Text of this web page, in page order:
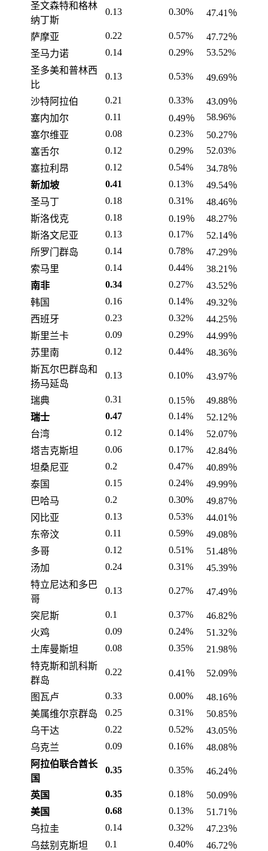
圣文森特和格林
纳丁斯
0.13 0.30% 47.41％
萨摩亚 0.22 0.57%
47.72％
圣马力诺
0.14 0.29%
53.52%
圣多美和普林西
比
0.13 0.53% 49.69％
沙特阿拉伯 0.21 0.33%
43.09％
塞内加尔
0.11 0.49％
58.96%
塞尔维亚
0.08 0.23%
50.27％
塞舌尔
0.12 0.29%
52.03%
塞拉利昂
0.12 0.54%
34.78％
新加坡
0.41 0.13%
49.54％
圣马丁
0.18 0.31%
48.46％
斯洛伐克
0.18 0.19％
48.27％
斯洛文尼亚
0.13 0.17%
52.14％
所罗门群岛
0.14 0.78%
47.29％
索马里
0.14 0.44%
38.21％
南非
0.34 0.27%
43.52％
韩国
0.16 0.14%
49.32％
西班牙
0.23 0.32%
44.25％
斯里兰卡
0.09 0.29%
44.99％
苏里南
0.12 0.44%
48.36％
斯瓦尔巴群岛和
扬马延岛
0.13 0.10% 43.97％
瑞典 0.31 0.15％
49.88％
瑞士
0.47 0.14%
52.12％
台湾
0.12 0.14%
52.07％
塔吉克斯坦
0.06 0.17%
42.84％
坦桑尼亚
0.2 0.47%
40.89％
泰国
0.15 0.24%
49.99％
巴哈马
0.2 0.30%
49.87％
冈比亚
0.13 0.53%
44.01％
东帝汶
0.11 0.59%
49.08％
多哥
0.12 0.51%
51.48％
汤加
0.24 0.31%
45.39％
特立尼达和多巴
哥
0.13 0.27% 47.49％
突尼斯 0.1 0.37%
46.82％
火鸡
0.09 0.24%
51.32％
土库曼斯坦
0.08 0.35%
21.98％
特克斯和凯科斯
群岛
0.22 0.41％ 52.09％
图瓦卢 0.33 0.00%
48.16％
美属维尔京群岛
0.25 0.31%
50.85％
乌干达
0.22 0.52%
43.05％
乌克兰
0.09 0.16%
48.08％
阿拉伯联合酋长
国
0.35 0.35% 46.24％
英国 0.35 0.18%
50.09％
美国
0.68 0.13%
51.71％
乌拉圭
0.14 0.32%
47.23％
乌兹别克斯坦
0.1 0.40% 46.72％